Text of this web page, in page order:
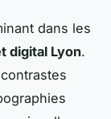
dans les
digital Lyon.